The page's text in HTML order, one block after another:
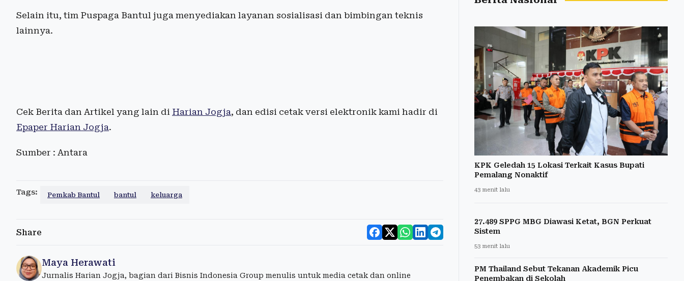
Selain itu, tim Puspaga Bantul juga menyediakan layanan sosialisasi dan bimbingan teknis
lainnya.
Cek Berita dan Artikel yang lain di Harian Jogja, dan edisi cetak versi elektronik kami hadir di
Epaper Harian Jogja.
Sumber : Antara
Tags: Pemkab Bantul bantul keluarga
Share
Maya Herawati
Jurnalis Harian Jogja, bagian dari Bisnis Indonesia Group menulis untuk media cetak dan online
KPK Geledah 15 Lokasi Terkait Kasus Bupati
Pemalang Nonaktif
43 menit lalu
27.489 SPPG MBG Diawasi Ketat, BGN Perkuat
Sistem
53 menit lalu
PM Thailand Sebut Tekanan Akademik Picu
Penembakan di Sekolah